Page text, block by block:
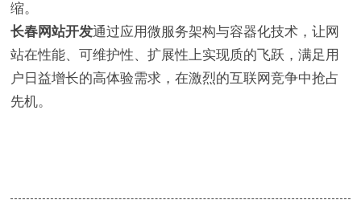
缩。
长春网站开发通过应用微服务架构与容器化技术，让网
站在性能、可维护性、扩展性上实现质的飞跃，满足用
户日益增长的高体验需求，在激烈的互联网竞争中抢占
先机。